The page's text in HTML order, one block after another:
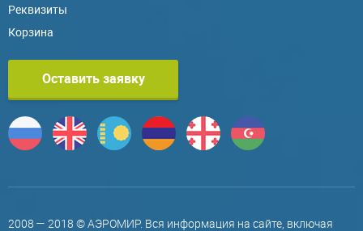
Реквизиты
Корзина
Оставить заявку
2008 — 2018 © АЭРОМИР. Вся информация на сайте, включая